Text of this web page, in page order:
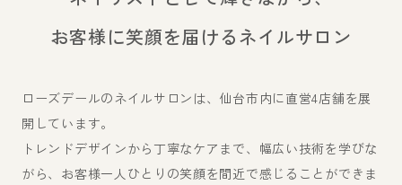
自宅サロン開業コース
お客様に笑顔を届けるネイルサロン
ローズデールのネイルサロンは、仙台市内に直営4店舗を展
開しています。
トレンドデザインから丁寧なケアまで、幅広い技術を学びな
がら、お客様一人ひとりの笑顔を間近で感じることができま